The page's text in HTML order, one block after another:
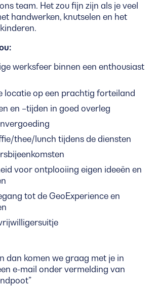
team. Het zou fijn zijn als je veel
handwerken, knutselen en het
werksfeer binnen een enthousiast
locatie op een prachtig forteiland
en –tijden in goed overleg
thee/lunch tijdens de diensten
voor ontplooiing eigen ideeën en
tot de GeoExperience en
dan komen we graag met je in
e-mail onder vermelding van